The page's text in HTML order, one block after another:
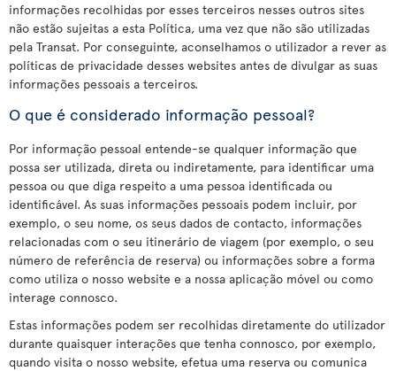
informações recolhidas por esses terceiros nesses outros sites
não estão sujeitas a esta Política, uma vez que não são utilizadas
pela Transat. Por conseguinte, aconselhamos o utilizador a rever as
políticas de privacidade desses websites antes de divulgar as suas
informações pessoais a terceiros.
O que é considerado informação pessoal?
Por informação pessoal entende-se qualquer informação que
possa ser utilizada, direta ou indiretamente, para identificar uma
pessoa ou que diga respeito a uma pessoa identificada ou
identificável. As suas informações pessoais podem incluir, por
exemplo, o seu nome, os seus dados de contacto, informações
relacionadas com o seu itinerário de viagem (por exemplo, o seu
número de referência de reserva) ou informações sobre a forma
como utiliza o nosso website e a nossa aplicação móvel ou como
interage connosco.
Estas informações podem ser recolhidas diretamente do utilizador
durante quaisquer interações que tenha connosco, por exemplo,
quando visita o nosso website, efetua uma reserva ou comunica